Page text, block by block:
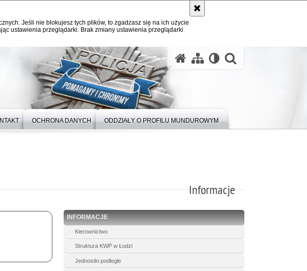
Jeśli nie blokujesz tych plików, to zgadzasz się na ich użycie
ustawienia przeglądarki. Brak zmiany ustawienia przeglądarki
OCHRONA DANYCH ODDZIAŁY O PROFILU MUNDUROWYM
Informacje
INFORMACJE
Kierownictwo
Struktura KWP w Łodzi
Jednostki podległe